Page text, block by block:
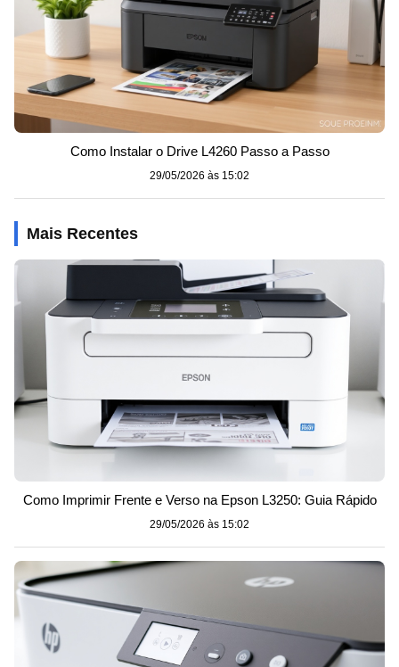
Como Instalar o Drive L4260 Passo a Passo
29/05/2026 às 15:02
Mais Recentes
Como Imprimir Frente e Verso na Epson L3250: Guia Rápido
29/05/2026 às 15:02